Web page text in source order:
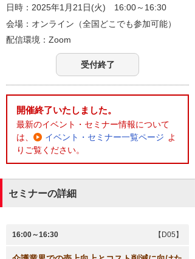
日時：2025年1月21日(火) 16:00～16:30
会場：オンライン（全国どこでも参加可能）
配信環境：Zoom
受付終了
開催終了いたしました。
最新のイベント・セミナー情報について
は、
イベント・セミナー一覧ページ よ
りご覧ください。
セミナーの詳細
16:00～16:30 【D05】